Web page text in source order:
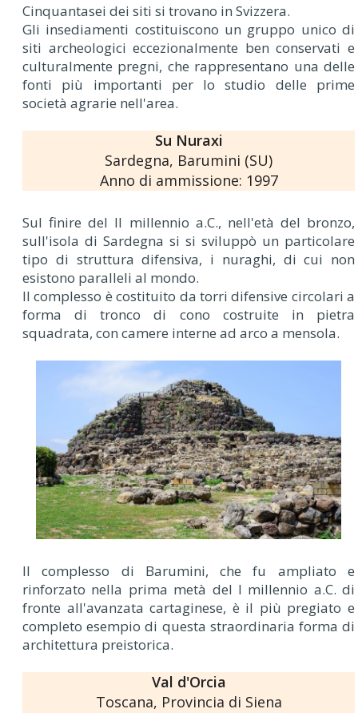
Cinquantasei dei siti si trovano in Svizzera.
Gli insediamenti costituiscono un gruppo unico di
siti archeologici eccezionalmente ben conservati e
culturalmente pregni, che rappresentano una delle
fonti più importanti per lo studio delle prime
società agrarie nell'area.
Su Nuraxi
Sardegna, Barumini (SU)
Anno di ammissione: 1997
Sul finire del II millennio a.C., nell'età del bronzo,
sull'isola di Sardegna si si sviluppò un particolare
tipo di struttura difensiva, i nuraghi, di cui non
esistono paralleli al mondo.
Il complesso è costituito da torri difensive circolari a
forma di tronco di cono costruite in pietra
squadrata, con camere interne ad arco a mensola.
Il complesso di Barumini, che fu ampliato e
rinforzato nella prima metà del I millennio a.C. di
fronte all'avanzata cartaginese, è il più pregiato e
completo esempio di questa straordinaria forma di
architettura preistorica.
Val d'Orcia
Toscana, Provincia di Siena